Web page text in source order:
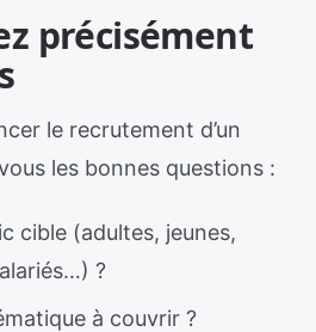
précisément
le recrutement d’un
les bonnes questions :
cible (adultes, jeunes,
?
à couvrir ?